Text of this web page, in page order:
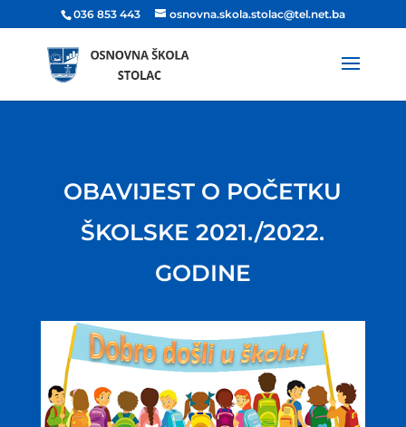
036 853 443 osnovna.skola.stolac@tel.net.ba
OBAVIJEST O POČETKU
ŠKOLSKE 2021./2022.
GODINE